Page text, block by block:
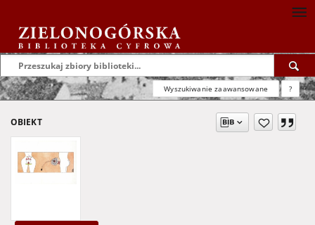
Wyszukiwanie zaawansowane ?
OBIEKT